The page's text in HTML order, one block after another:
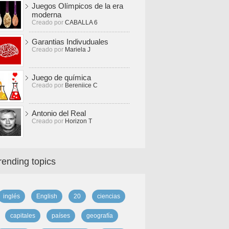
Juegos Olímpicos de la era
moderna
Creado por CABALLA 6
Garantias Indivuduales
Creado por Mariela J
Juego de química
Creado por Bereniice C
Antonio del Real
Creado por Horizon T
topics
inglés English 20 ciencias
capitales países geografía